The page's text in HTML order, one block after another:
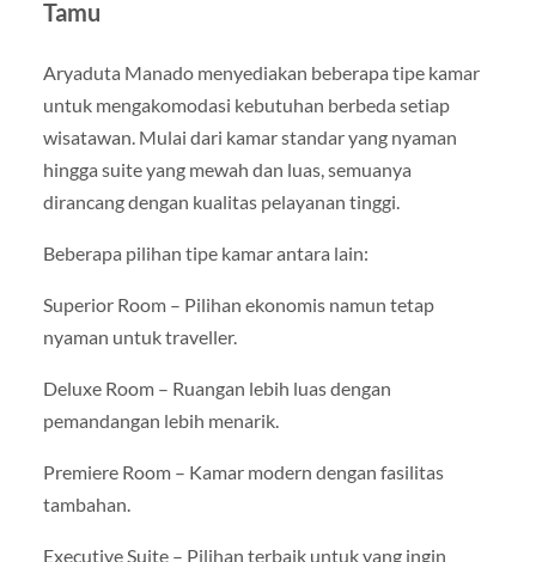
Tamu
Aryaduta Manado menyediakan beberapa tipe kamar
untuk mengakomodasi kebutuhan berbeda setiap
wisatawan. Mulai dari kamar standar yang nyaman
hingga suite yang mewah dan luas, semuanya
dirancang dengan kualitas pelayanan tinggi.
Beberapa pilihan tipe kamar antara lain:
Superior Room – Pilihan ekonomis namun tetap
nyaman untuk traveller.
Deluxe Room – Ruangan lebih luas dengan
pemandangan lebih menarik.
Premiere Room – Kamar modern dengan fasilitas
tambahan.
Executive Suite – Pilihan terbaik untuk yang ingin